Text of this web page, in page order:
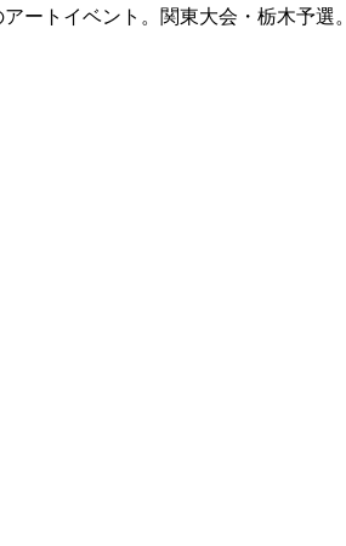
ートイベント。関東大会・栃木予選。